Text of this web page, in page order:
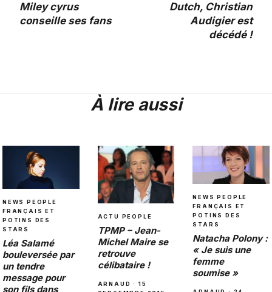
Miley cyrus
conseille ses fans
Dutch, Christian
Audigier est
décédé !
À lire aussi
NEWS PEOPLE
FRANÇAIS ET
POTINS DES
STARS
Léa Salamé
bouleversée par
un tendre
message pour
son fils dans
ACTU PEOPLE
TPMP – Jean-
Michel Maire se
retrouve
célibataire !
ARNAUD · 15
NEWS PEOPLE
FRANÇAIS ET
POTINS DES
STARS
Natacha Polony :
« Je suis une
femme
soumise »